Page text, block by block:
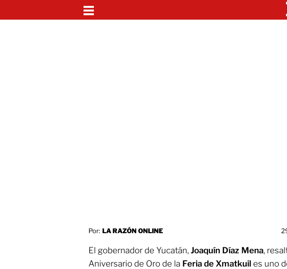
Por: LA RAZÓN ONLINE
El gobernador de Yucatán, Joaquín Díaz Mena,
Aniversario de Oro de la Feria de Xmatkuil es uno